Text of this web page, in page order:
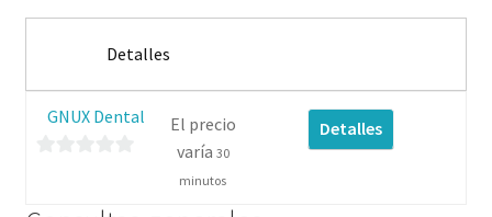
Detalles
GNUX Dental
El precio
varía 30
minutos
Detalles